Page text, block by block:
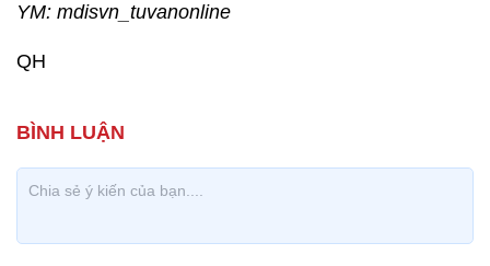
YM: mdisvn_tuvanonline
QH